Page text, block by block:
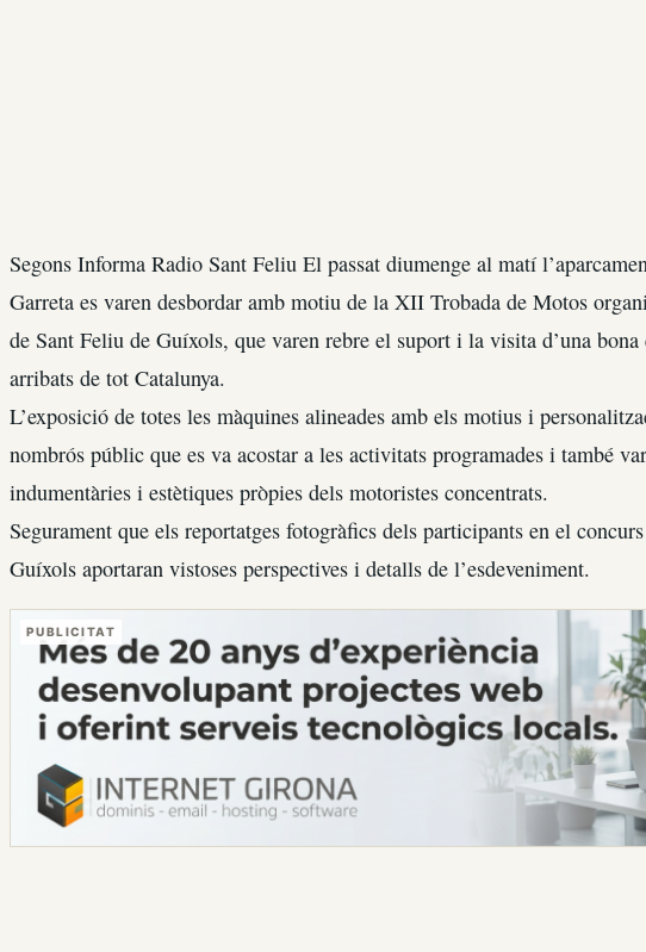
Segons Informa Radio Sant Feliu El passat diumenge al matí
Garreta es varen desbordar amb motiu de la XII Trobada de Motos
de Sant Feliu de Guíxols, que varen rebre el suport i la visita d’una
arribats de tot Catalunya.
L’exposició de totes les màquines alineades amb els motius i
nombrós públic que es va acostar a les activitats programades i també
indumentàries i estètiques pròpies dels motoristes concentrats.
Segurament que els reportatges fotogràfics dels participants en el
Guíxols aportaran vistoses perspectives i detalls de l’esdeveniment.
PUBLICITAT